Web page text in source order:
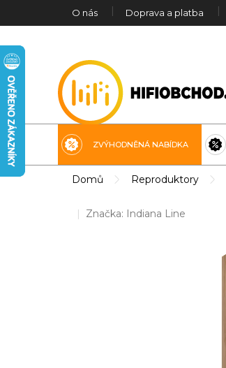
O nás Doprava a platba
ZVÝHODNĚNÁ NABÍDKA
Domů Reproduktory
Značka: Indiana Line